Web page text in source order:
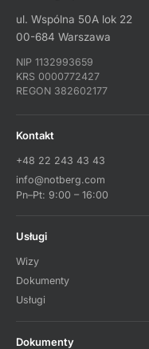
ul. Wspólna 50A lok 22
00-684 Warszawa
NIP 1132993659
KRS 0000772427
REGON 382602177
Kontakt
+48 22 243 43 43
info@notberg.com
Pn–Pt: 9:00 – 16:00
Usługi
Wizy
Dokumenty
Usługi
Dokumenty